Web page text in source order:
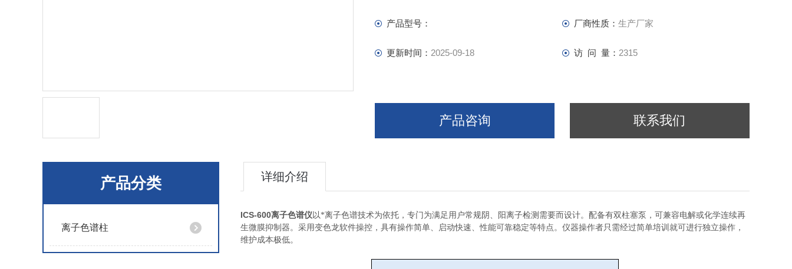
产品型号： 厂商性质： 生产厂家
更新时间： 2025-09-18 访 问 量： 2315
产品咨询 联系我们
产品分类
离子色谱柱
详细介绍
ICS-600离子色谱仪以*离子色谱技术为依托，专门为满足用户常规阴、阳离子检测需要而设计。配备有双柱塞泵，可兼容电解或化学连续再
生微膜抑制器。采用变色龙软件操控，具有操作简单、启动快速、性能可靠稳定等特点。仪器操作者只需经过简单培训就可进行独立操作，
维护成本极低。